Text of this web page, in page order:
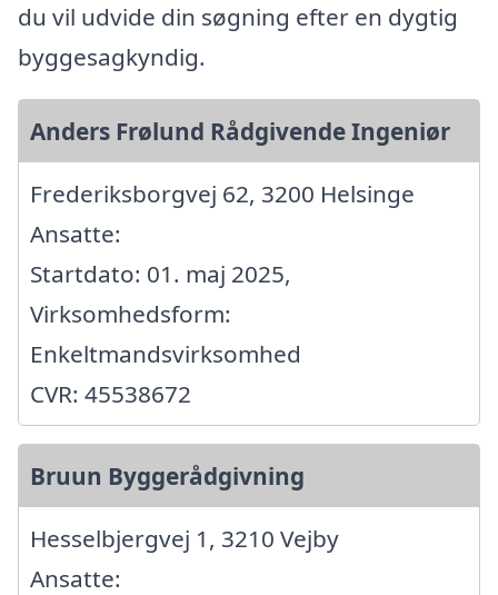
du vil udvide din søgning efter en dygtig
byggesagkyndig.
Anders Frølund Rådgivende Ingeniør
Frederiksborgvej 62, 3200 Helsinge
Ansatte:
Startdato: 01. maj 2025,
Virksomhedsform:
Enkeltmandsvirksomhed
CVR: 45538672
Bruun Byggerådgivning
Hesselbjergvej 1, 3210 Vejby
Ansatte: